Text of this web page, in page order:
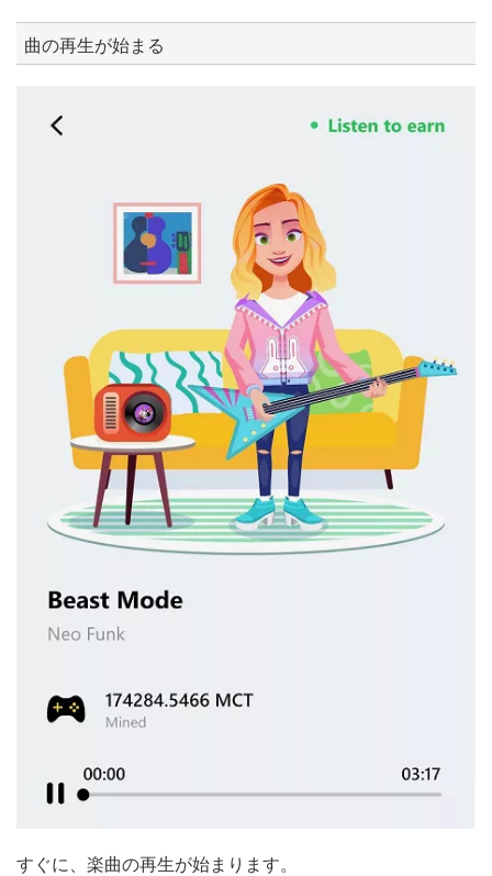
曲の再生が始まる
すぐに、楽曲の再生が始まります。